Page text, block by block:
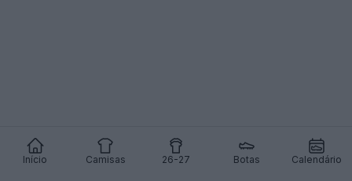
Início Camisas 26-27 Botas Calendário